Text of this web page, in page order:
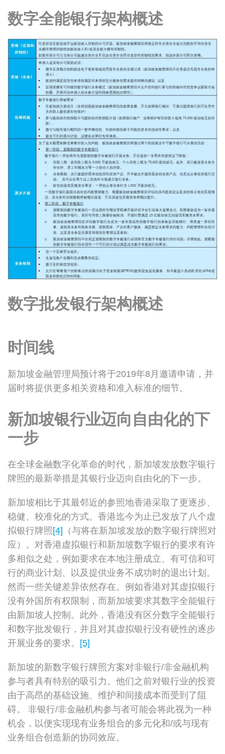
数字全能银行架构概述
数字批发银行架构概述
时间线
新加坡金融管理局预计将于2019年8月邀请申请，并
届时将提供更多相关资格和准入标准的细节。
新加坡银行业迈向自由化的下
一步
在全球金融数字化革命的时代，新加坡发放数字银行
牌照的最新举措是其银行业迈向自由化的下一步。
新加坡相比于其最邻近的参照地香港采取了更逐步、
稳健、校准化的方式。香港迄今为止已发放了八个虚
拟银行牌照[4] （与将在新加坡发放的数字银行牌照对
应）。对香港虚拟银行和新加坡数字银行的要求有许
多相似之处，例如要求在本地注册成立、有可信和可
行的商业计划、以及提供业务不成功时的退出计划。
然而一些关键差异依然存在。例如香港对其虚拟银行
没有外国所有权限制，而新加坡要求其数字全能银行
由新加坡人控制。此外，香港没有区分数字全能银行
和数字批发银行，并且对其虚拟银行没有硬性的逐步
开展业务的要求。 [5]
新加坡的新数字银行牌照方案对非银行/非金融机构
参与者具有特别的吸引力。他们之前对银行业的投资
由于高昂的基础设施、维护和间接成本而受到了阻
碍。 非银行/非金融机构参与者可能会将此视为一种
机会，以便实现现有业务组合的多元化和/或与现有
业务组合创造新的协同效应。